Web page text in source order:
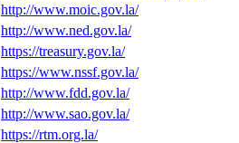
http://www.moic.gov.la/
http://www.ned.gov.la/
https://treasury.gov.la/
https://www.nssf.gov.la/
http://www.fdd.gov.la/
http://www.sao.gov.la/
https://rtm.org.la/